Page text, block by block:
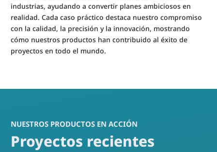
industrias, ayudando a convertir planes ambiciosos en
realidad. Cada caso práctico destaca nuestro compromiso
con la calidad, la precisión y la innovación, mostrando
cómo nuestros productos han contribuido al éxito de
proyectos en todo el mundo.
NUESTROS PRODUCTOS EN ACCIÓN
Proyectos recientes